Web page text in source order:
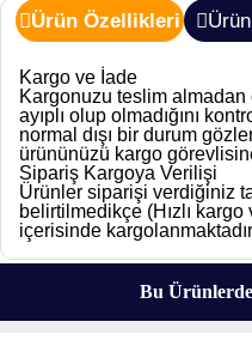
Ürün Özellikleri
Kargo ve İade
Kargonuzu teslim almadan
ayıplı olup olmadığını
normal dışı bir durum
ürününüzü kargo
Sipariş Kargoya Verilişi
Ürünler siparişi verdiğiniz
belirtilmedikçe (Hızlı
içerisinde
Bu